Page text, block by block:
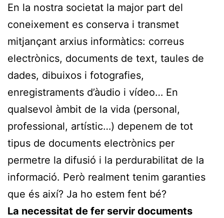
En la nostra societat la major part del
coneixement es conserva i transmet
mitjançant arxius informàtics: correus
electrònics, documents de text, taules de
dades, dibuixos i fotografies,
enregistraments d’àudio i vídeo… En
qualsevol àmbit de la vida (personal,
professional, artístic…) depenem de tot
tipus de documents electrònics per
permetre la difusió i la perdurabilitat de la
informació. Però realment tenim garanties
que és així? Ja ho estem fent bé?
La necessitat de fer servir documents